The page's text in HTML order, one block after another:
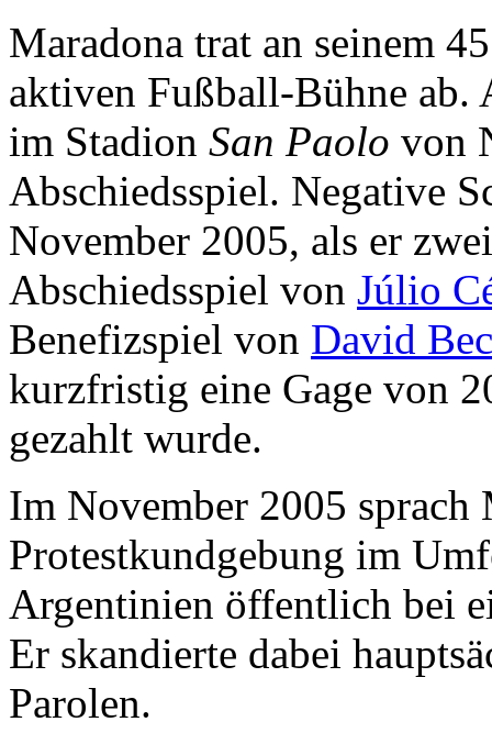
Maradona trat an seinem
aktiven Fußball-Bühne ab.
im Stadion San Paolo von
Abschiedsspiel. Negative
November 2005, als er
Abschiedsspiel von Júlio
Benefizspiel von David
kurzfristig eine Gage von
gezahlt wurde.
Im November 2005 sprach
Protestkundgebung im
Argentinien öffentlich bei
Er skandierte dabei
Parolen.